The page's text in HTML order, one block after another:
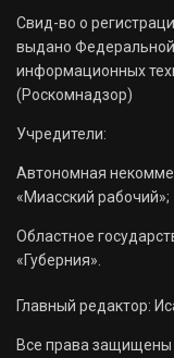
Свид-во о
выдано Федеральной
информационных
(Роскомнадзор)
Учредители:
Автономная
«Миасский рабочий»;
Областное
«Губерния».
Главный редактор:
Все права защищены